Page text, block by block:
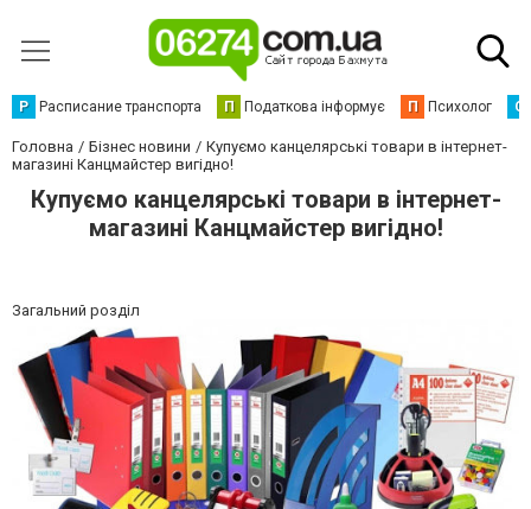
Р Расписание транспорта П Податкова інформує П Психолог С
Головна Бізнес новини
Купуємо канцелярські товари в інтернет-
магазині Канцмайстер вигідно!
Купуємо канцелярські товари в інтернет-
магазині Канцмайстер вигідно!
Загальний розділ